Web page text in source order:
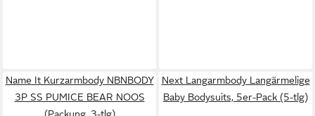
Name It Kurzarmbody NBNBODY
3P SS PUMICE BEAR NOOS
(Packung, 3-tlg)
Next Langarmbody Langärmelige
Baby Bodysuits, 5er-Pack (5-tlg)